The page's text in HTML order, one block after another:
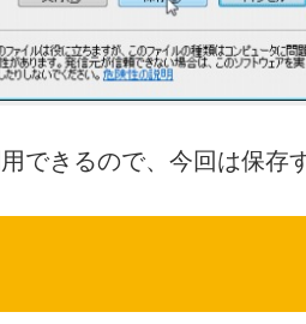
できるので、今回は保存